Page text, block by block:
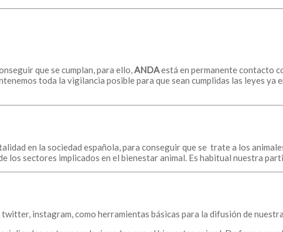
que se cumplan, para ello,ANDAestá en permanente contacto
toda la vigilancia posible para que sean cumplidas las leyes ya
en la sociedad española, para conseguir que se trate a los
los sectores implicados en el bienestar animal. Es habitual nuestra
instagram, como herramientas básicas para la difusión de